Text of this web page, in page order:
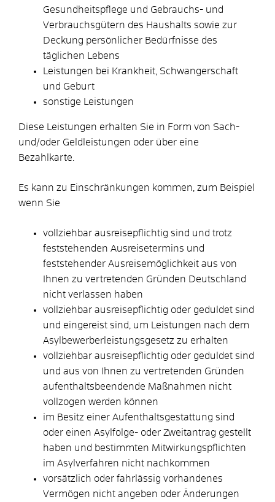
Gesundheitspflege und Gebrauchs- und
Verbrauchsgütern des Haushalts sowie zur
Deckung persönlicher Bedürfnisse des
täglichen Lebens
Leistungen bei Krankheit, Schwangerschaft
und Geburt
sonstige Leistungen
Diese Leistungen erhalten Sie in Form von Sach-
und/oder Geldleistungen oder über eine
Bezahlkarte.
Es kann zu Einschränkungen kommen, zum Beispiel
wenn Sie
vollziehbar ausreisepflichtig sind und trotz
feststehenden Ausreisetermins und
feststehender Ausreisemöglichkeit aus von
Ihnen zu vertretenden Gründen Deutschland
nicht verlassen haben
vollziehbar ausreisepflichtig oder geduldet sind
und eingereist sind, um Leistungen nach dem
Asylbewerberleistungsgesetz zu erhalten
vollziehbar ausreisepflichtig oder geduldet sind
und aus von Ihnen zu vertretenden Gründen
aufenthaltsbeendende Maßnahmen nicht
vollzogen werden können
im Besitz einer Aufenthaltsgestattung sind
oder einen Asylfolge- oder Zweitantrag gestellt
haben und bestimmten Mitwirkungspflichten
im Asylverfahren nicht nachkommen
vorsätzlich oder fahrlässig vorhandenes
Vermögen nicht angeben oder Änderungen